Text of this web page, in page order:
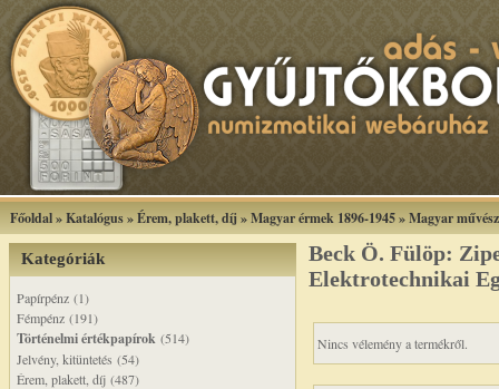
Főoldal»Katalógus»Érem, plakett, díj »Magyar érmek 1896-1945»Magyar
Kategóriák
Papírpénz (1)
Fémpénz (191)
Történelmi értékpapírok (514)
Jelvény, kitüntetés (54)
Érem, plakett, díj (487)
Beck Ö. Fülöp:
Elektrotechnikai
Nincs vélemény a termékről.